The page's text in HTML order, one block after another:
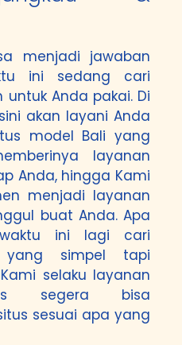
menjadi jawaban
ini sedang cari
Anda pakai. Di
akan layani Anda
model Bali yang
layanan
Anda, hingga Kami
menjadi layanan
buat Anda. Apa
ini lagi cari
yang simpel tapi
selaku layanan
segera bisa
sesuai apa yang